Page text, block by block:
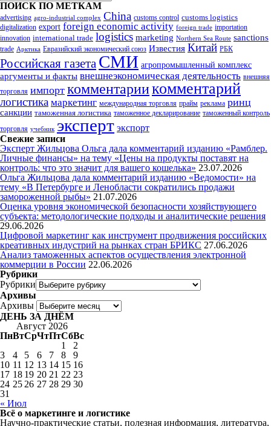
ПОИСК ПО МЕТКАМ
advertising agro-industrial complex China customs control customs logistics
digitalization export foreign economic activity foreign trade importation
innovation international trade logistics marketing Northern Sea Route sanctions
trade Арктика Евразийский экономический союз Известия Китай РБК
Российская газета СМИ агропромышленный комплекс
аргументы и факты внешнеэкономическая деятельность внешняя
торговля импорт комментариикомментарий
логистика маркетинг международная торговля прайм реклама ринц
санкции таможенная логистика таможенное декларирование таможенный контроль
торговля учебник эксперт экспорт
Свежие записи
Эксперт Жильцова Ольга дала комментарий изданию «Рамблер.
Личные финансы» на тему «Цены на продукты поставят на
контроль: что это значит для вашего кошелька» 23.07.2026
Ольга Жильцова дала комментарий изданию «Ведомости» на
тему «В Петербурге и Ленобласти сократились продажи
замороженной рыбы» 21.07.2026
Оценка уровня экономической безопасности хозяйствующего
субъекта: методологические подходы и аналитические решения
29.06.2026
Цифровой маркетинг как инструмент продвижения российских
креативных индустрий на рынках стран БРИКС 27.06.2026
Анализ таможенных аспектов осуществления электронной
коммерции в России 22.06.2026
Рубрики
Рубрики
Архивы
Архивы
ДЕНЬ ЗА ДНЁМ
Август 2026
ПнВтСрЧтПтСбВс
1
2
3
4 5 6 7 8
9
10 11 12 13 14 15 16
17 18 19 20 21 22 23
24 25 26 27 28 29 30
31
« Июл
Всё о маркетинге и логистике
Научно-практические статьи, полезная информация, литература,